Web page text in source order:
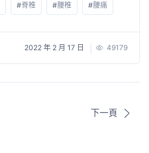
#脊椎 #腰椎 #腰痛
2022 年 2 月 17 日 49179
下一頁